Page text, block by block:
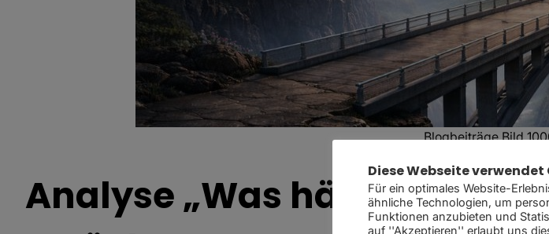
Blogbeiträge Bild
Analyse „Was hält dich
Diese Webseite verwendet
Für ein optimales Website-
ähnliche Technologien, um
Funktionen anzubieten und
auf ''Akzeptieren'' erlaubt uns